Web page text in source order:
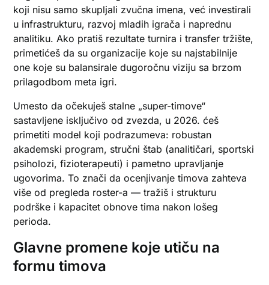
koji nisu samo skupljali zvučna imena, već investirali
u infrastrukturu, razvoj mladih igrača i naprednu
analitiku. Ako pratiš rezultate turnira i transfer tržište,
primetićeš da su organizacije koje su najstabilnije
one koje su balansirale dugoročnu viziju sa brzom
prilagodbom meta igri.
Umesto da očekuješ stalne „super-timove“
sastavljene isključivo od zvezda, u 2026. ćeš
primetiti model koji podrazumeva: robustan
akademski program, stručni štab (analitičari, sportski
psiholozi, fizioterapeuti) i pametno upravljanje
ugovorima. To znači da ocenjivanje timova zahteva
više od pregleda roster-a — tražiš i strukturu
podrške i kapacitet obnove tima nakon lošeg
perioda.
Glavne promene koje utiču na
formu timova